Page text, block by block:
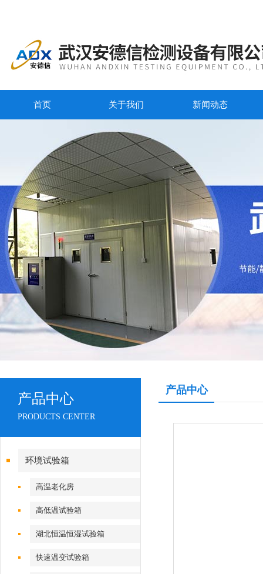
首页 关于我们 新闻动态
产品中心
PRODUCTS CENTER
环境试验箱
高温老化房
高低温试验箱
湖北恒温恒湿试验箱
快速温变试验箱
产品中心